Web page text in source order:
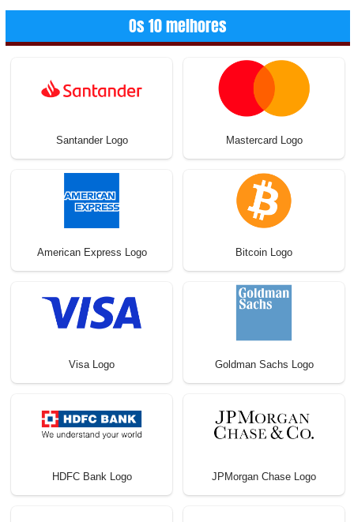
Os 10 melhores
Santander Logo Mastercard Logo
American Express Logo Bitcoin Logo
Visa Logo Goldman Sachs Logo
HDFC Bank Logo JPMorgan Chase Logo